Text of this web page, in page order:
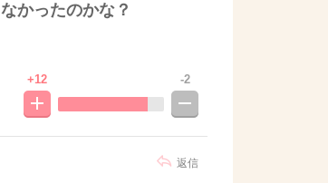
かったのかな？
+12 -2
返信